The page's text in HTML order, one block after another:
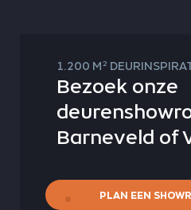
1.200 M2
Bezoek onze
Barneveld of
PLAN EEN